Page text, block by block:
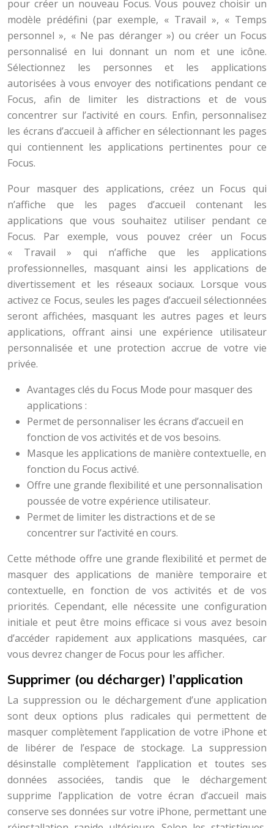
pour créer un nouveau Focus. Vous pouvez choisir un
modèle prédéfini (par exemple, « Travail », « Temps
personnel », « Ne pas déranger ») ou créer un Focus
personnalisé en lui donnant un nom et une icône.
Sélectionnez les personnes et les applications
autorisées à vous envoyer des notifications pendant ce
Focus, afin de limiter les distractions et de vous
concentrer sur l’activité en cours. Enfin, personnalisez
les écrans d’accueil à afficher en sélectionnant les pages
qui contiennent les applications pertinentes pour ce
Focus.
Pour masquer des applications, créez un Focus qui
n’affiche que les pages d’accueil contenant les
applications que vous souhaitez utiliser pendant ce
Focus. Par exemple, vous pouvez créer un Focus
« Travail » qui n’affiche que les applications
professionnelles, masquant ainsi les applications de
divertissement et les réseaux sociaux. Lorsque vous
activez ce Focus, seules les pages d’accueil sélectionnées
seront affichées, masquant les autres pages et leurs
applications, offrant ainsi une expérience utilisateur
personnalisée et une protection accrue de votre vie
privée.
Avantages clés du Focus Mode pour masquer des
applications :
Permet de personnaliser les écrans d’accueil en
fonction de vos activités et de vos besoins.
Masque les applications de manière contextuelle, en
fonction du Focus activé.
Offre une grande flexibilité et une personnalisation
poussée de votre expérience utilisateur.
Permet de limiter les distractions et de se
concentrer sur l’activité en cours.
Cette méthode offre une grande flexibilité et permet de
masquer des applications de manière temporaire et
contextuelle, en fonction de vos activités et de vos
priorités. Cependant, elle nécessite une configuration
initiale et peut être moins efficace si vous avez besoin
d’accéder rapidement aux applications masquées, car
vous devrez changer de Focus pour les afficher.
Supprimer (ou décharger) l’application
La suppression ou le déchargement d’une application
sont deux options plus radicales qui permettent de
masquer complètement l’application de votre iPhone et
de libérer de l’espace de stockage. La suppression
désinstalle complètement l’application et toutes ses
données associées, tandis que le déchargement
supprime l’application de votre écran d’accueil mais
conserve ses données sur votre iPhone, permettant une